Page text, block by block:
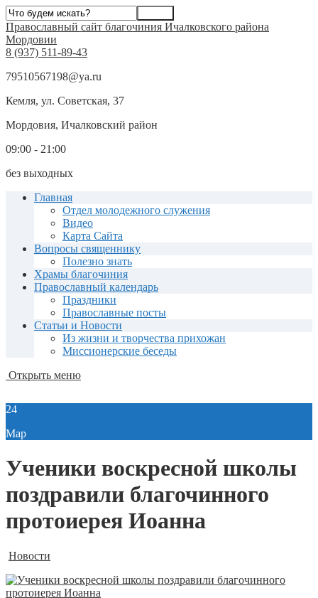
Православный сайт благочиния Ичалковского района
Мордовии
8 (937) 511-89-43
79510567198@ya.ru
Кемля, ул. Советская, 37
Мордовия, Ичалковский район
09:00 - 21:00
без выходных
Главная
Отдел молодежного служения
Видео
Карта Сайта
Вопросы священнику
Полезно знать
Храмы благочиния
Православный календарь
Праздники
Православные посты
Статьи и Новости
Из жизни и творчества прихожан
Миссионерские беседы
Открыть меню
24
Мар
Ученики воскресной школы
поздравили благочинного
протоиерея Иоанна
Новости